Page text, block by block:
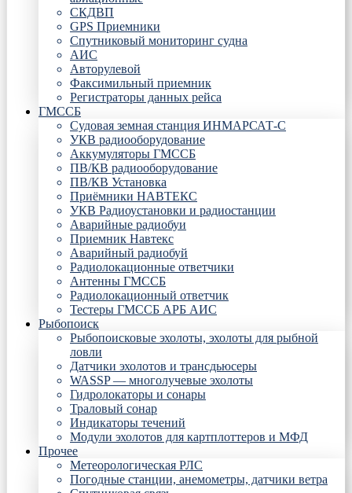
СКДВП
GPS Приемники
Спутниковый мониторинг судна
АИС
Авторулевой
Факсимильный приемник
Регистраторы данных рейса
ГМССБ
Судовая земная станция ИНМАРСАТ-С
УКВ радиооборудование
Аккумуляторы ГМССБ
ПВ/КВ радиооборудование
ПВ/КВ Установка
Приёмники НАВТЕКС
УКВ Радиоустановки и радиостанции
Аварийные радиобуи
Приемник Навтекс
Аварийный радиобуй
Радиолокационные ответчики
Антенны ГМССБ
Радиолокационный ответчик
Тестеры ГМССБ АРБ АИС
Рыбопоиск
Рыбопоисковые эхолоты, эхолоты для рыбной
ловли
Датчики эхолотов и трансдьюсеры
WASSP — многолучевые эхолоты
Гидролокаторы и сонары
Траловый сонар
Индикаторы течений
Модули эхолотов для картплоттеров и МФД
Прочее
Метеорологическая РЛС
Погодные станции, анемометры, датчики ветра